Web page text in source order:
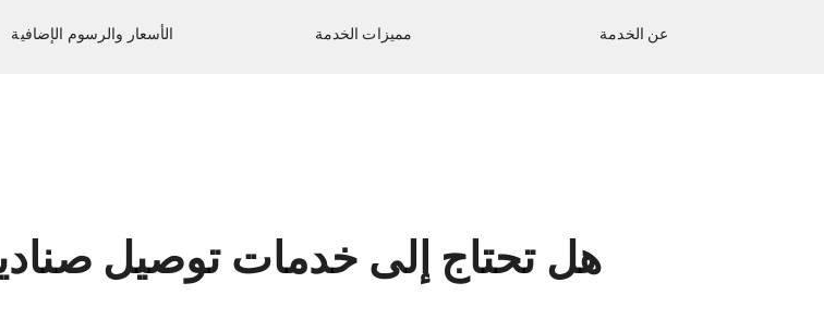
عن الخدمة مميزات الخدمة الأسعار والرسوم الإضافية
هل تحتاج إلى خدمات توصيل